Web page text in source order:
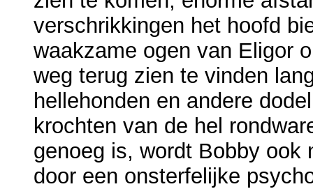
verschrikkingen het hoofd
waakzame ogen van Eligor
weg terug zien te vinden
hellehonden en andere
krochten van de hel
genoeg is, wordt Bobby ook
door een onsterfelijke